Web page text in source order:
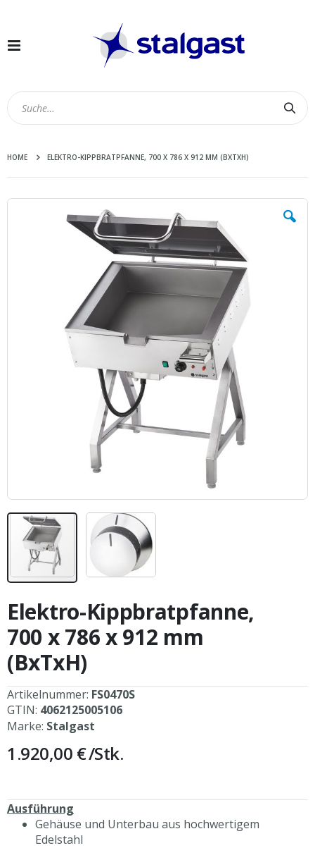
Navigation
HOME ELEKTRO-KIPPBRATPFANNE, 700 X 786 X 912 MM (BXTXH)
Zum
Anfang
der
Bildergalerie
springen
Elektro-Kippbratpfanne,
700 x 786 x 912 mm
(BxTxH)
Artikelnummer: FS0470S
GTIN: 4062125005106
Marke: Stalgast
1.920,00 €/Stk.
Ausführung
Gehäuse und Unterbau aus hochwertigem
Edelstahl